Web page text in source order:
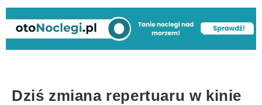
Dziś zmiana repertuaru w kinie